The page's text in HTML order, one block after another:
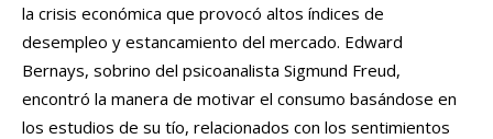
la crisis económica que provocó altos índices de
desempleo y estancamiento del mercado. Edward
Bernays, sobrino del psicoanalista Sigmund Freud,
encontró la manera de motivar el consumo basándose en
los estudios de su tío, relacionados con los sentimientos